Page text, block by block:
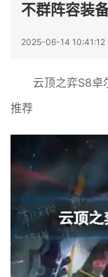
不群阵容装
2025-06-14 10:41:12
云顶之弈S8卓
推荐